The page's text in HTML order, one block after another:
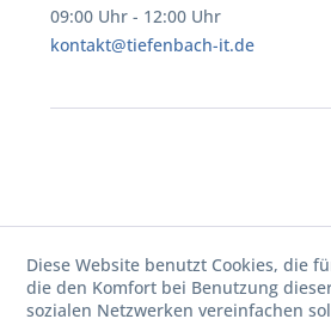
09:00 Uhr - 12:00 Uhr
kontakt@tiefenbach-it.de
Diese Website benutzt Cookies, die
die den Komfort bei Benutzung
sozialen Netzwerken vereinfachen